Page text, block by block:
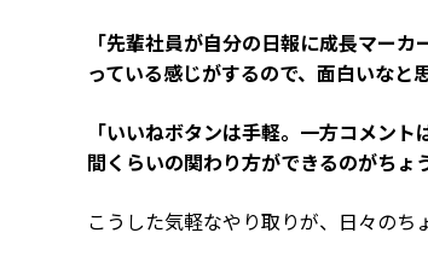
「先輩社員が自分の日報に成長マー
っている感じがするので、面白いなと
「いいねボタンは手軽。一方コメン
間くらいの関わり方ができるのがちょ
こうした気軽なやり取りが、日々のち